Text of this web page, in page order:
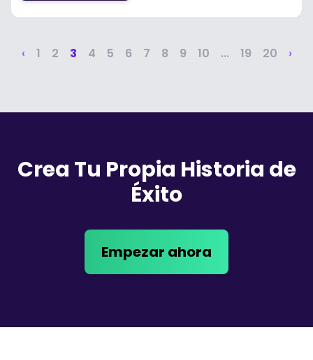
‹ 1 2 3 4 5 6 7 8 9 10 ... 19 20 ›
Crea Tu Propia Historia de
Éxito
Empezar ahora